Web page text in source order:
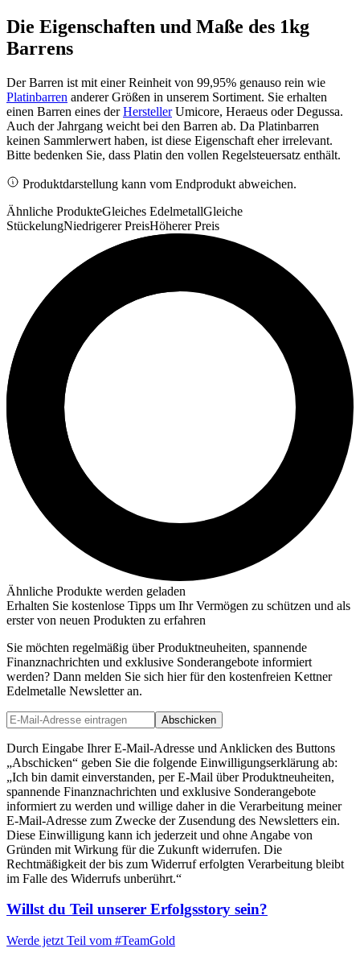
Die Eigenschaften und Maße des 1kg
Barrens
Der Barren ist mit einer Reinheit von 99,95% genauso rein wie
Platinbarren anderer Größen in unserem Sortiment. Sie erhalten
einen Barren eines derHerstellerUmicore, Heraeus oder Degussa.
Auch der Jahrgang weicht bei den Barren ab. Da Platinbarren
keinen Sammlerwert haben, ist diese Eigenschaft eher irrelevant.
Bitte bedenken Sie, dass Platin den vollen Regelsteuersatz enthält.
Produktdarstellung kann vom Endprodukt abweichen.
Ähnliche ProdukteGleiches EdelmetallGleiche
StückelungNiedrigerer PreisHöherer Preis
Ähnliche Produkte werden geladen
Erhalten Sie kostenlose Tipps um Ihr Vermögen zu schützen und als
erster von neuen Produkten zu erfahren
Sie möchten regelmäßig über Produktneuheiten, spannende
Finanznachrichten und exklusive Sonderangebote informiert
werden? Dann melden Sie sich hier für den kostenfreien Kettner
Edelmetalle Newsletter an.
Abschicken
Durch Eingabe Ihrer E-Mail-Adresse und Anklicken des Buttons
„Abschicken“ geben Sie die folgende Einwilligungserklärung ab:
„Ich bin damit einverstanden, per E-Mail über Produktneuheiten,
spannende Finanznachrichten und exklusive Sonderangebote
informiert zu werden und willige daher in die Verarbeitung meiner
E-Mail-Adresse zum Zwecke der Zusendung des Newsletters ein.
Diese Einwilligung kann ich jederzeit und ohne Angabe von
Gründen mit Wirkung für die Zukunft widerrufen. Die
Rechtmäßigkeit der bis zum Widerruf erfolgten Verarbeitung bleibt
im Falle des Widerrufs unberührt.“
Willst du Teil unserer Erfolgsstory sein?
Werde jetzt Teil vom #TeamGold